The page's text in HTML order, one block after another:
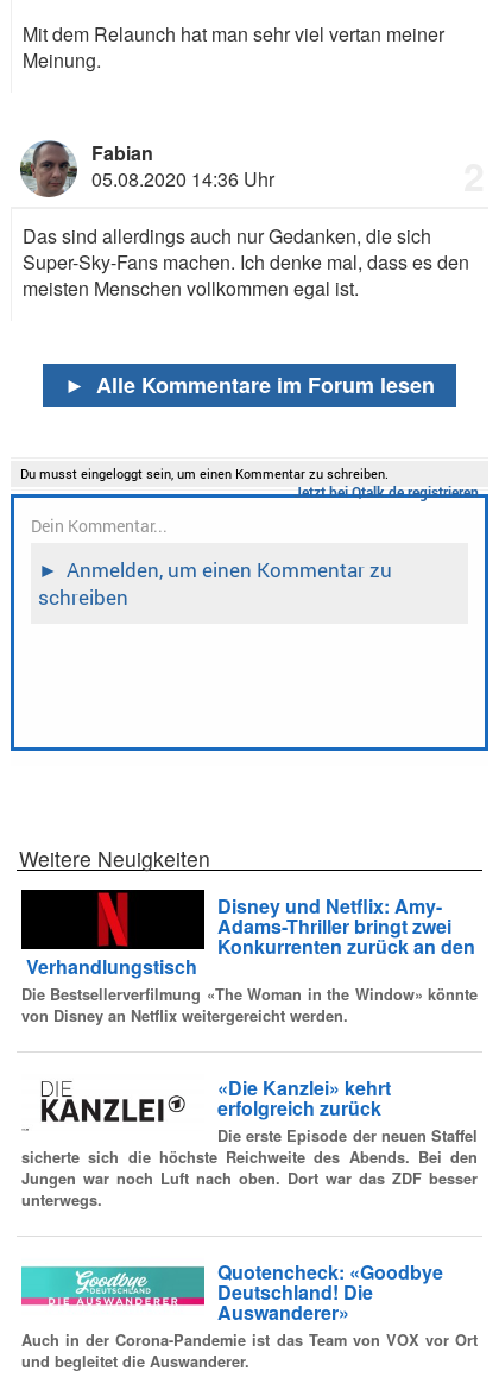
Mit dem Relaunch hat man sehr viel vertan meiner
Meinung.
Fabian
05.08.2020 14:36 Uhr
Das sind allerdings auch nur Gedanken, die sich
Super-Sky-Fans machen. Ich denke mal, dass es den
meisten Menschen vollkommen egal ist.
► Alle Kommentare im Forum lesen
Weitere Neuigkeiten
Disney und Netflix: Amy-
Adams-Thriller bringt zwei
Konkurrenten zurück an den
Verhandlungstisch
Die Bestsellerverfilmung «The Woman in the Window» könnte
von Disney an Netflix weitergereicht werden.
«Die Kanzlei» kehrt
erfolgreich zurück
Die erste Episode der neuen Staffel
sicherte sich die höchste Reichweite des Abends. Bei den
Jungen war noch Luft nach oben. Dort war das ZDF besser
unterwegs.
Quotencheck: «Goodbye
Deutschland! Die
Auswanderer»
Auch in der Corona-Pandemie ist das Team von VOX vor Ort
und begleitet die Auswanderer.